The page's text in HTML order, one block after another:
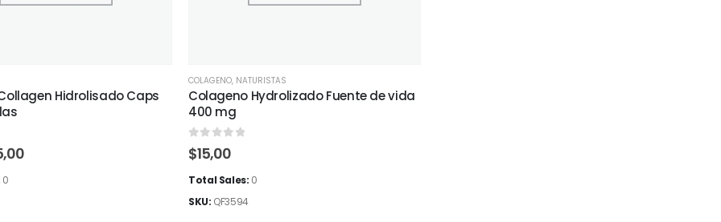
Hidrolisado Caps
El
0
COLAGENO, NATURISTAS
Colageno Hydrolizado Fuente de vida
400 mg
0 out of 5
$15,00
Total Sales: 0
SKU: QF3594